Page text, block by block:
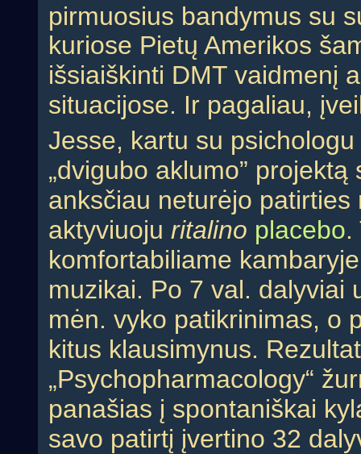
pirmuosius bandymus su
kuriose Pietų Amerikos
išsiaiškinti DMT vaidmenį
situacijose. Ir pagaliau,
Jesse, kartu su
„dvigubo aklumo”
anksčiau neturėjo
aktyviuoju ritalino placebo.
komfortabiliame
muzikai. Po 7 val. dalyviai
mėn. vyko patikrinimas, o
kitus klausimynus.
„Psychopharmacology“
panašias į spontaniškai
savo patirtį įvertino 32